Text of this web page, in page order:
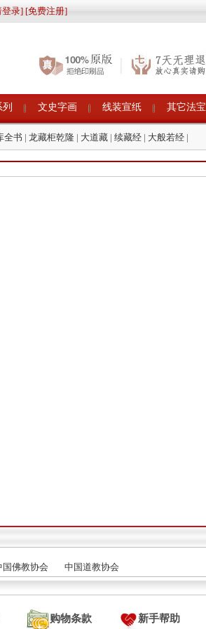
登录] [免费注册]
文史字画 线装宣纸 其它法宝
全书 | 龙藏柜乾隆 | 大道藏 | 续藏经 | 大般若经 |
国佛教协会 中国道教协会
购物条款 新手帮助